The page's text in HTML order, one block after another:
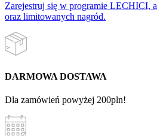
Zarejestruj się w programie LECHICI,
oraz limitowanych nagród.
DARMOWA DOSTAWA
Dla zamówień powyżej 200pln!